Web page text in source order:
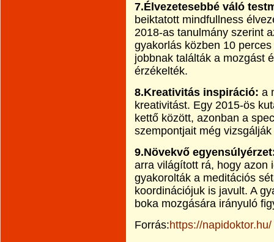
7.Élvezetesebbé váló
beiktatott mindfullness
2018-as tanulmány szerint
gyakorlás közben 10
jobbnak találták a mozgást
érzékelték.
8.Kreativitás inspiráció: a
kreativitást. Egy 2015-ös
kettő között, azonban a
szempontjait még
9.Növekvő
arra világított rá, hogy azon
gyakorolták a meditációs
koordinációjuk is javult. A
boka mozgására irányuló
Forrás:https://napidoktor.hu/